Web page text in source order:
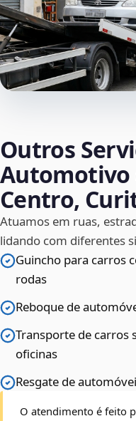
Outros
Automotivo
Centro,
Atuamos em ruas,
lidando com diferentes
Guincho para carros
rodas
Reboque de
Transporte de carros
oficinas
Resgate de
O atendimento é feito